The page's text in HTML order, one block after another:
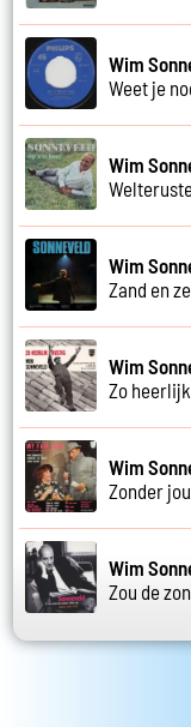
Wim
Weet je
Wim
Wim
Zand en
Wim
Zo
Wim
Zonder jou
Wim
Zou de